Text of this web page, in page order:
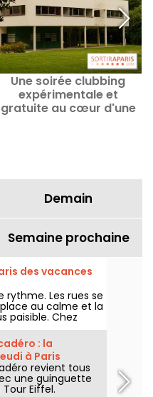
Une soirée clubbing
expérimentale et
gratuite au cœur d'une
Demain
Semaine prochaine
des vacances
rythme. Les rues se
au calme et la
paisible. Chez
cette parenthèse
des vacances,
avant le retour
: la
à Paris
revient tous
une guinguette
Eiffel.